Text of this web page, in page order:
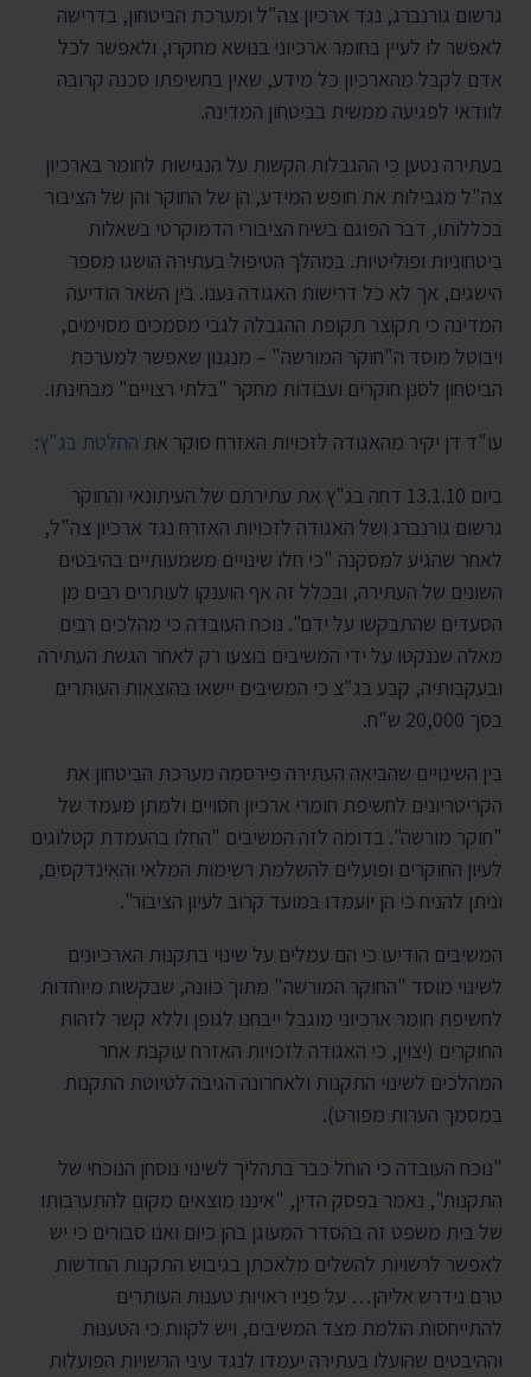
גרשום גורנברג, נגד ארכיון צה"ל ומערכת הביטחון, בדרישה
לאפשר לו לעיין בחומר ארכיוני בנושא מחקרו, ולאפשר לכל
אדם לקבל מהארכיון כל מידע, שאין בחשיפתו סכנה קרובה
לוודאי לפגיעה ממשית בביטחון המדינה.
בעתירה נטען כי ההגבלות הקשות על הנגישות לחומר בארכיון
צה"ל מגבילות את חופש המידע, הן של החוקר והן של הציבור
בכללותו, דבר הפוגם בשיח הציבורי הדמוקרטי בשאלות
ביטחוניות ופוליטיות. במהלך הטיפול בעתירה הושגו מספר
הישגים, אך לא כל דרישות האגודה נענו. בין השאר הודיעה
המדינה כי תקוצר תקופת ההגבלה לגבי מסמכים מסוימים,
ויבוטל מוסד ה"חוקר המורשה" – מנגנון שאפשר למערכת
הביטחון לסנן חוקרים ועבודות מחקר "בלתי רצויים" מבחינתו.
עו"ד דן יקיר מהאגודה לזכויות האזרח סוקר את החלטת בג"ץ:
ביום 13.1.10 דחה בג"ץ את עתירתם של העיתונאי והחוקר
גרשום גורנברג ושל האגודה לזכויות האזרח נגד ארכיון צה"ל,
לאחר שהגיע למסקנה "כי חלו שינויים משמעותיים בהיבטים
השונים של העתירה, ובכלל זה אף הוענקו לעותרים רבים מן
הסעדים שהתבקשו על ידם". נוכח העובדה כי מהלכים רבים
מאלה שננקטו על ידי המשיבים בוצעו רק לאחר הגשת העתירה
ובעקבותיה, קבע בג"צ כי המשיבים יישאו בהוצאות העותרים
בסך 20,000 ש"ח.
בין השינויים שהביאה העתירה פירסמה מערכת הביטחון את
הקריטריונים לחשיפת חומרי ארכיון חסויים ולמתן מעמד של
"חוקר מורשה". בדומה לזה המשיבים "החלו בהעמדת קטלוגים
לעיון החוקרים ופועלים להשלמת רשימות המלאי והאינדקסים,
וניתן להניח כי הן יועמדו במועד קרוב לעיון הציבור".
המשיבים הודיעו כי הם עמלים על שינוי בתקנות הארכיונים
לשינוי מוסד "החוקר המורשה" מתוך כוונה, שבקשות מיוחדות
לחשיפת חומר ארכיוני מוגבל ייבחנו לגופן וללא קשר לזהות
החוקרים (יצוין, כי האגודה לזכויות האזרח עוקבת אחר
המהלכים לשינוי התקנות ולאחרונה הגיבה לטיוטת התקנות
במסמך הערות מפורט).
"נוכח העובדה כי הוחל כבר בתהליך לשינוי נוסחן הנוכחי של
התקנות", נאמר בפסק הדין, "איננו מוצאים מקום להתערבותו
של בית משפט זה בהסדר המעוגן בהן כיום ואנו סבורים כי יש
לאפשר לרשויות להשלים מלאכתן בגיבוש התקנות החדשות
טרם נידרש אליהן… על פניו ראויות טענות העותרים
להתייחסות הולמת מצד המשיבים, ויש לקוות כי הטענות
וההיבטים שהועלו בעתירה יעמדו לנגד עיני הרשויות הפועלות